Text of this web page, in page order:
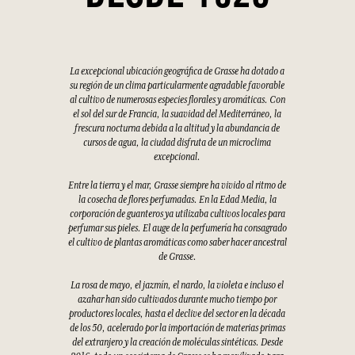
La excepcional ubicación geográfica de Grasse ha dotado a
su región de un clima particularmente agradable favorable
al cultivo de numerosas especies florales y aromáticas. Con
el sol del sur de Francia, la suavidad del Mediterráneo, la
frescura nocturna debida a la altitud y la abundancia de
cursos de agua, la ciudad disfruta de un microclima
excepcional.
Entre la tierra y el mar, Grasse siempre ha vivido al ritmo de
la cosecha de flores perfumadas. En la Edad Media, la
corporación de guanteros ya utilizaba cultivos locales para
perfumar sus pieles. El auge de la perfumería ha consagrado
el cultivo de plantas aromáticas como saber hacer ancestral
de Grasse.
La rosa de mayo, el jazmín, el nardo, la violeta e incluso el
azahar han sido cultivados durante mucho tiempo por
productores locales, hasta el declive del sector en la década
de los 50, acelerado por la importación de materias primas
del extranjero y la creación de moléculas sintéticas. Desde